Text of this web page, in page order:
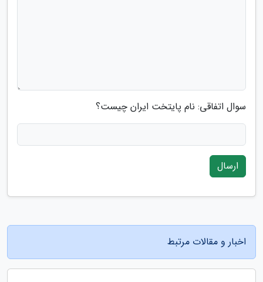
سوال اتفاقی: نام پایتخت ایران چیست؟
ارسال
اخبار و مقالات مرتبط